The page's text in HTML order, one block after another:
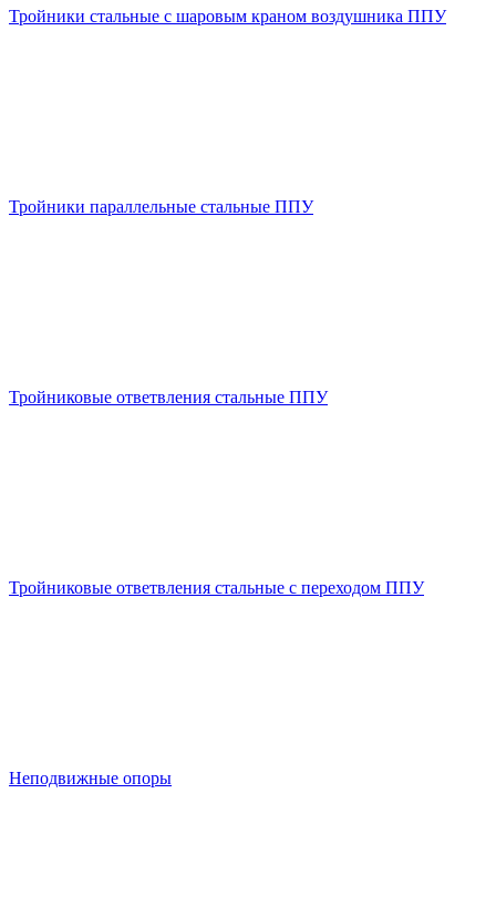
Тройники стальные с шаровым краном воздушника ППУ
Тройники параллельные стальные ППУ
Тройниковые ответвления стальные ППУ
Тройниковые ответвления стальные с переходом ППУ
Неподвижные опоры